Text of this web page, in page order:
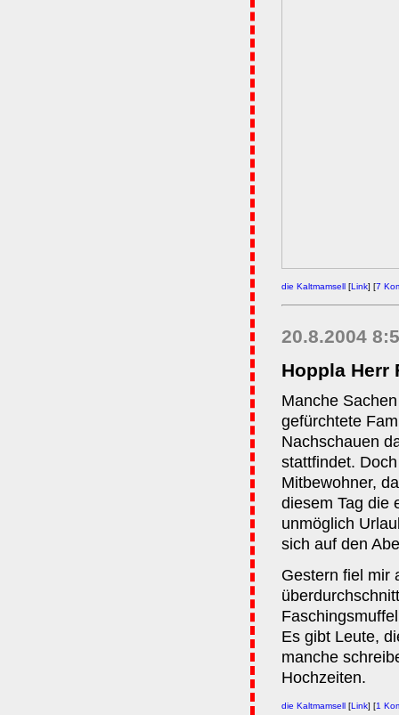
die Kaltmamsell [Link] [7
20.8.2004
Hoppla Herr
Manche
gefürchtete
Nachschauen
stattfindet.
Mitbewohner,
diesem Tag die
unmöglich
sich auf den
Gestern fiel mir
Es gibt Leute,
manche
Hochzeiten.
die Kaltmamsell [Link] [1